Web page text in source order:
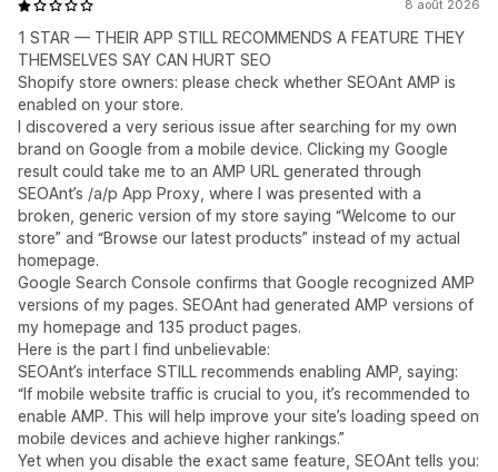
8 août 2026
1 STAR — THEIR APP STILL RECOMMENDS A FEATURE THEY
THEMSELVES SAY CAN HURT SEO
Shopify store owners: please check whether SEOAnt AMP is
enabled on your store.
I discovered a very serious issue after searching for my own
brand on Google from a mobile device. Clicking my Google
result could take me to an AMP URL generated through
SEOAnt’s /a/p App Proxy, where I was presented with a
broken, generic version of my store saying “Welcome to our
store” and “Browse our latest products” instead of my actual
homepage.
Google Search Console confirms that Google recognized AMP
versions of my pages. SEOAnt had generated AMP versions of
my homepage and 135 product pages.
Here is the part I find unbelievable:
SEOAnt’s interface STILL recommends enabling AMP, saying:
“If mobile website traffic is crucial to you, it’s recommended to
enable AMP. This will help improve your site’s loading speed on
mobile devices and achieve higher rankings.”
Yet when you disable the exact same feature, SEOAnt tells you: